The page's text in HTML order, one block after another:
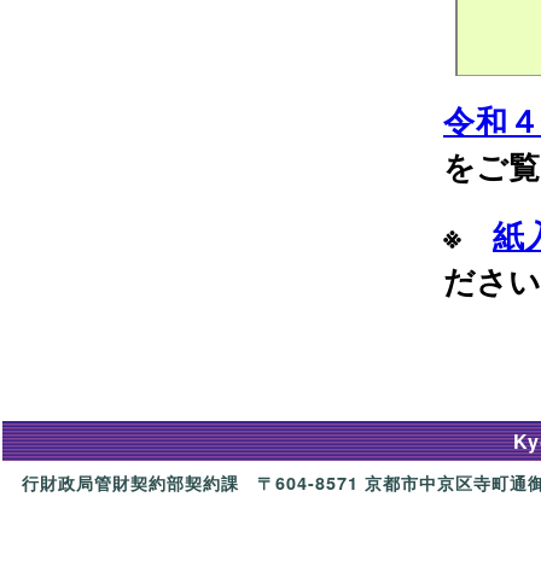
令和
をご
※ 紙
ださ
行財政局管財契約部契約課 〒604-8571 京都市中京区寺